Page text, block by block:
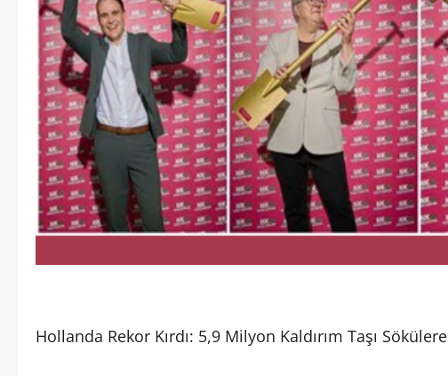
Hollanda Rekor Kırdı: 5,9 Milyon Kaldırım Taşı